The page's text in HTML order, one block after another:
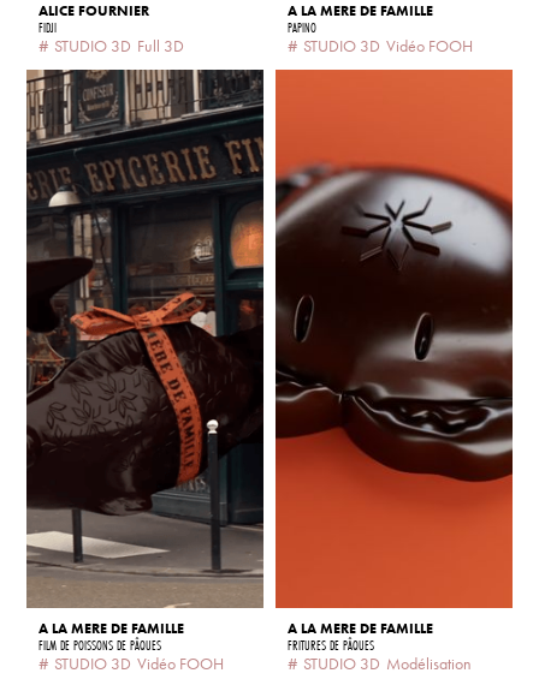
ALICE FOURNIER
FIDJI
# STUDIO 3D Full 3D
A LA MERE DE FAMILLE
PAPINO
# STUDIO 3D Vidéo FOOH
A LA MERE DE FAMILLE
FILM DE POISSONS DE PÂQUES
# STUDIO 3D Vidéo FOOH
A LA MERE DE FAMILLE
FRITURES DE PÂQUES
# STUDIO 3D Modélisation